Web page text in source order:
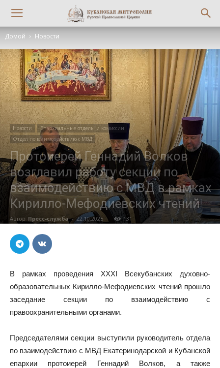
Домой Новости
Новости
Епархиальные отделы и комиссии
Отдел по взаимодействию с МВД
Протоиерей Геннадий Волков
возглавил работу секции по
взаимодействию с МВД в рамках
Кирилло-Мефодиевских чтений
Автор Пресс-служба - 22.10.2025 131
В рамках проведения XXXI Всекубанских духовно-
образовательных Кирилло-Мефодиевских чтений прошло
заседание секции по взаимодействию с
правоохранительными органами.
Председателями секции выступили руководитель отдела
по взаимодействию с МВД Екатеринодарской и Кубанской
епархии протоиерей Геннадий Волков, а также